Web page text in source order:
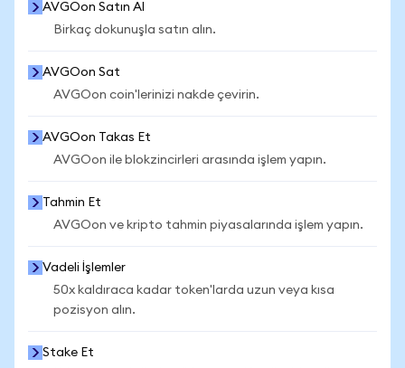
AVGOon Satın Al
Birkaç dokunuşla satın alın.
AVGOon Sat
AVGOon coin'lerinizi nakde çevirin.
AVGOon Takas Et
AVGOon ile blokzincirleri arasında işlem yapın.
Tahmin Et
AVGOon ve kripto tahmin piyasalarında işlem yapın.
Vadeli İşlemler
50x kaldıraca kadar token'larda uzun veya kısa
pozisyon alın.
Stake Et